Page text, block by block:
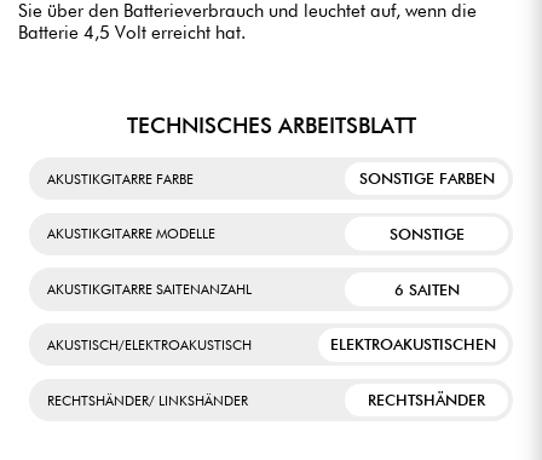
Sie über den Batterieverbrauch und leuchtet auf, wenn die
Batterie 4,5 Volt erreicht hat.
TECHNISCHES ARBEITSBLATT
AKUSTIKGITARRE FARBE SONSTIGE FARBEN
AKUSTIKGITARRE MODELLE SONSTIGE
AKUSTIKGITARRE SAITENANZAHL 6 SAITEN
AKUSTISCH/ELEKTROAKUSTISCH ELEKTROAKUSTISCHEN
RECHTSHÄNDER/ LINKSHÄNDER RECHTSHÄNDER